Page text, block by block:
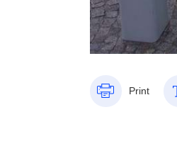
Print